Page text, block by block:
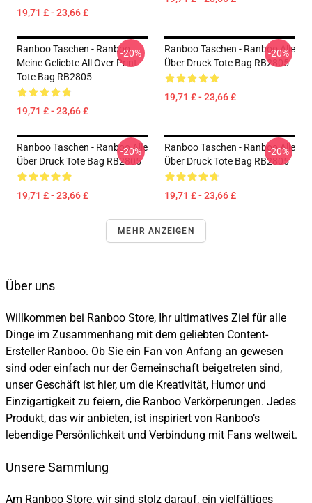
19,71 £ - 23,66 £
Ranboo Taschen - Ranboo
Meine Geliebte All Over Print
Tote Bag RB2805
19,71 £ - 23,66 £
-20%
Ranboo Taschen - Ranboo Alle
Über Druck Tote Bag RB2805
19,71 £ - 23,66 £
-20%
Ranboo Taschen - Ranboo Alle
Über Druck Tote Bag RB2805
19,71 £ - 23,66 £
-20%
Ranboo Taschen - Ranboo Alle
Über Druck Tote Bag RB2805
19,71 £ - 23,66 £
-20%
MEHR ANZEIGEN
Über uns
Willkommen bei Ranboo Store, Ihr ultimatives Ziel für alle
Dinge im Zusammenhang mit dem geliebten Content-
Ersteller Ranboo. Ob Sie ein Fan von Anfang an gewesen
sind oder einfach nur der Gemeinschaft beigetreten sind,
unser Geschäft ist hier, um die Kreativität, Humor und
Einzigartigkeit zu feiern, die Ranboo Verkörperungen. Jedes
Produkt, das wir anbieten, ist inspiriert von Ranboo’s
lebendige Persönlichkeit und Verbindung mit Fans weltweit.
Unsere Sammlung
Am Ranboo Store, wir sind stolz darauf, ein vielfältiges